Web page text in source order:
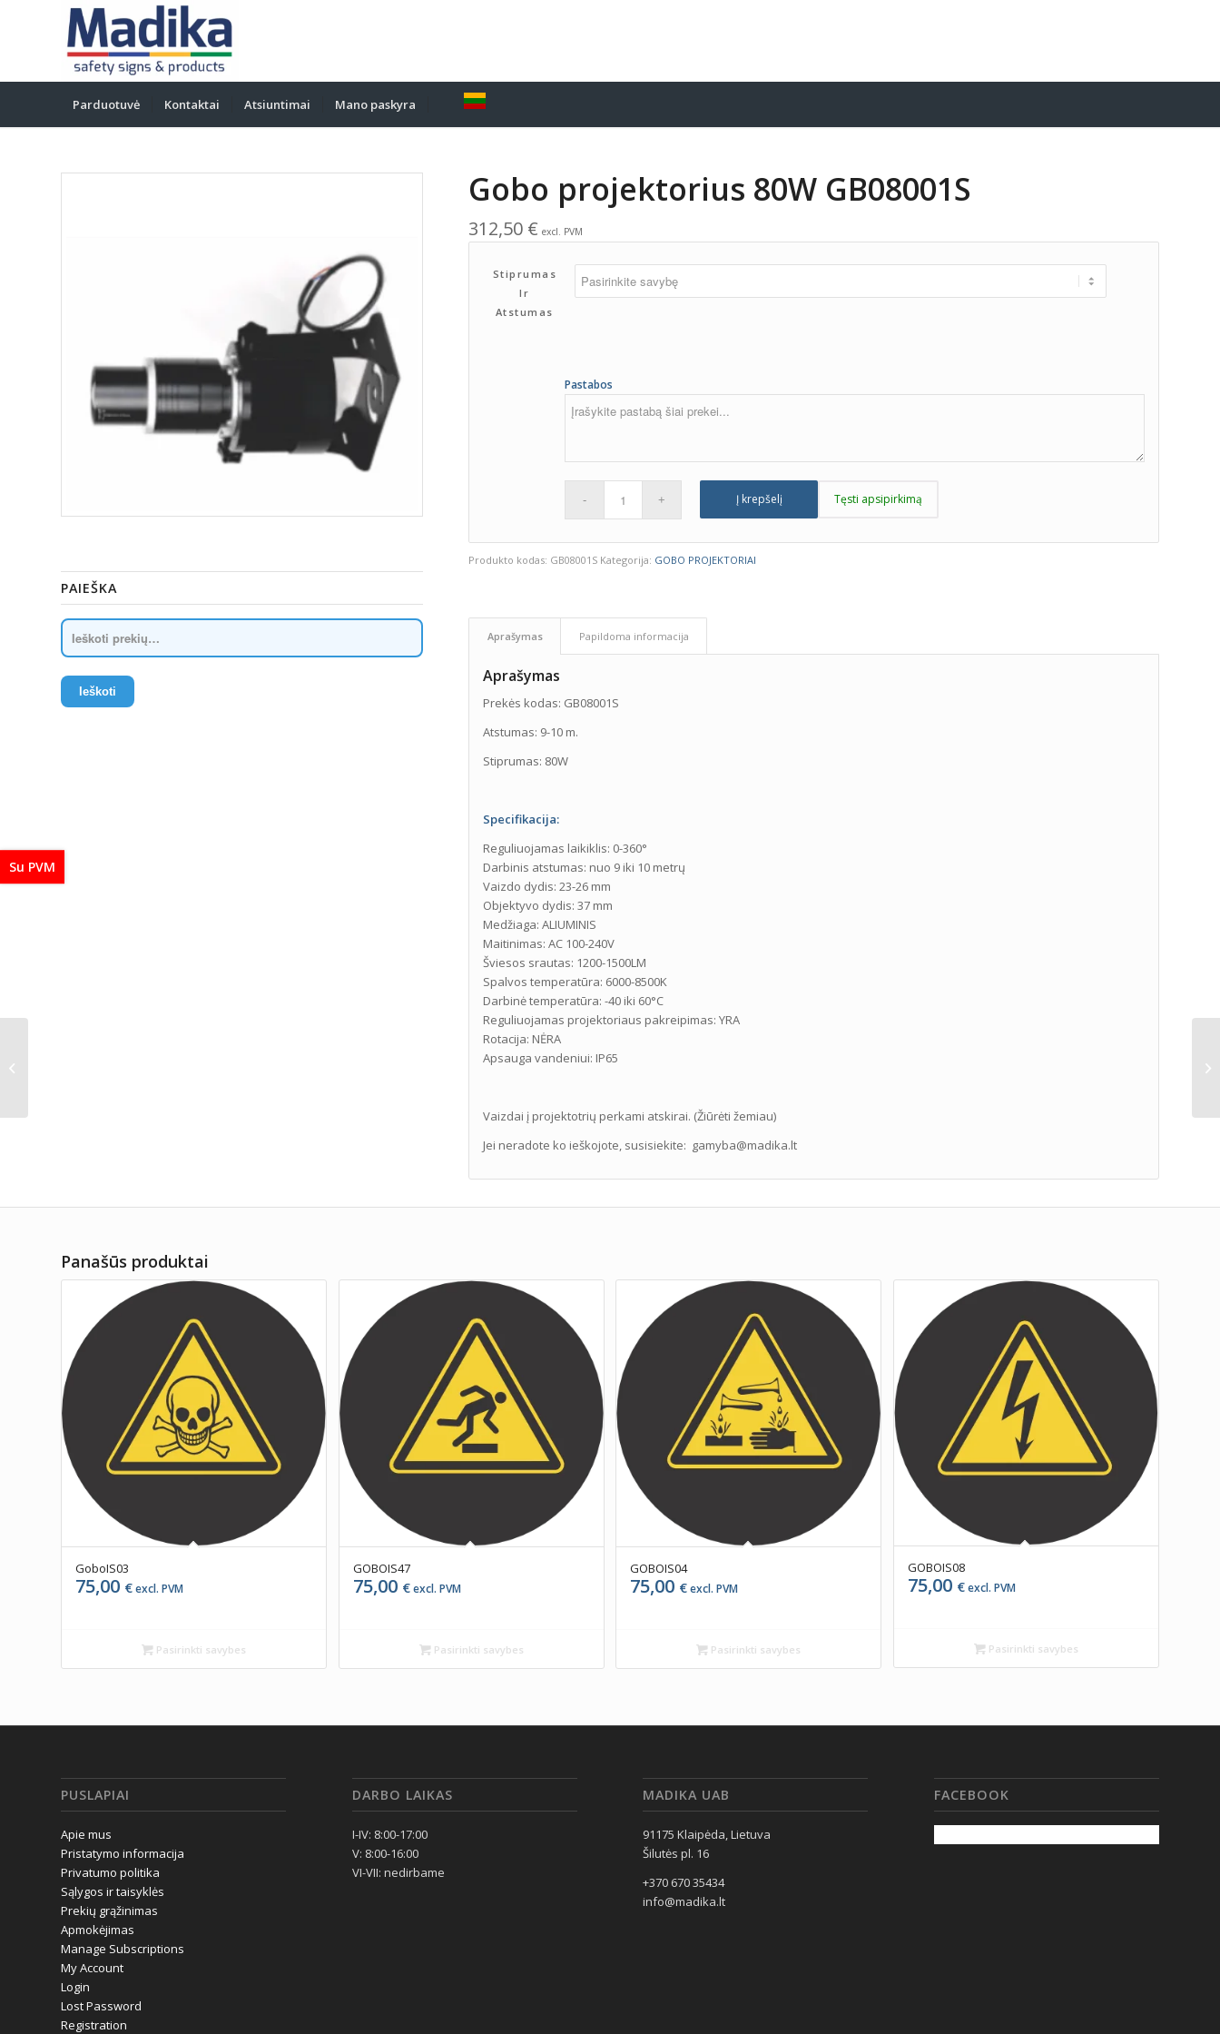
Parduotuvė Kontaktai Atsiuntimai Mano paskyra
PAIEŠKA
Ieškoti
Gobo projektorius 80W GB08001S
312,50 € excl. PVM
Stiprumas
Ir
Atstumas
Pastabos
Į krepšelį Tęsti apsipirkimą
Produkto kodas: GB08001S Kategorija: GOBO PROJEKTORIAI
Aprašymas Papildoma informacija
Aprašymas
Prekės kodas: GB08001S
Atstumas: 9-10 m.
Stiprumas: 80W
Specifikacija:
Reguliuojamas laikiklis: 0-360°
Darbinis atstumas: nuo 9 iki 10 metrų
Vaizdo dydis: 23-26 mm
Objektyvo dydis: 37 mm
Medžiaga: ALIUMINIS
Maitinimas: AC 100-240V
Šviesos srautas: 1200-1500LM
Spalvos temperatūra: 6000-8500K
Darbinė temperatūra: -40 iki 60°C
Reguliuojamas projektoriaus pakreipimas: YRA
Rotacija: NĖRA
Apsauga vandeniui: IP65
Vaizdai į projektotrių perkami atskirai. (Žiūrėti žemiau)
Jei neradote ko ieškojote, susisiekite: gamyba@madika.lt
Panašūs produktai
GoboIS03
75,00 €excl. PVM
Pasirinkti savybes
GOBOIS47
75,00 €excl. PVM
Pasirinkti savybes
GOBOIS04
75,00 €excl. PVM
Pasirinkti savybes
GOBOIS08
75,00 €excl. PVM
Pasirinkti savybes
PUSLAPIAI
Apie mus
Pristatymo informacija
Privatumo politika
Sąlygos ir taisyklės
Prekių grąžinimas
Apmokėjimas
Manage Subscriptions
My Account
Login
Lost Password
Registration
DARBO LAIKAS
I-IV: 8:00-17:00
V: 8:00-16:00
VI-VII: nedirbame
MADIKA UAB
91175 Klaipėda, Lietuva
Šilutės pl. 16
+370 670 35434
info@madika.lt
FACEBOOK
Su PVM